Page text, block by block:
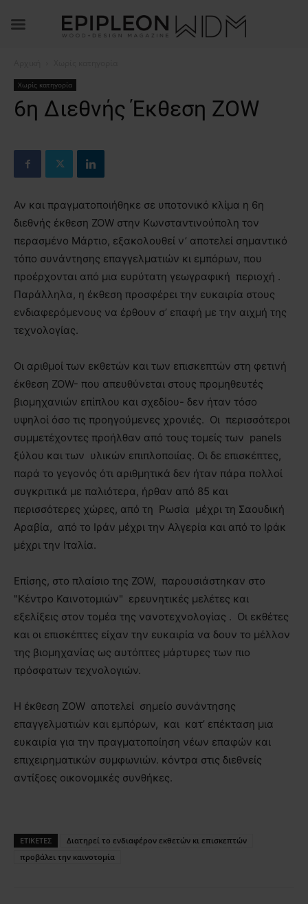
Χωρίς κατηγορία
6η Διεθνής Έκθεση ZΟW
Αν και πραγματοποιήθηκε σε υποτονικό κλίμα η 6η
διεθνής έκθεση ZOW στην Κωνσταντινούπολη τον
περασμένο Μάρτιο, εξακολουθεί ν’ αποτελεί σημαντικό
τόπο συνάντησης επαγγελματιών κι εμπόρων, που
προέρχονται από μια ευρύτατη γεωγραφική περιοχή .
Παράλληλα, η έκθεση προσφέρει την ευκαιρία στους
ενδιαφερόμενους να έρθουν σ’ επαφή με την αιχμή της
τεχνολογίας.
Οι αριθμοί των εκθετών και των επισκεπτών στη φετινή
έκθεση ZOW- που απευθύνεται στους προμηθευτές
βιομηχανιών επίπλου και σχεδίου- δεν ήταν τόσο
υψηλοί όσο τις προηγούμενες χρονιές. Οι περισσότεροι
συμμετέχοντες προήλθαν από τους τομείς των panels
ξύλου και των υλικών επιπλοποιίας. Οι δε επισκέπτες,
παρά το γεγονός ότι αριθμητικά δεν ήταν πάρα πολλοί
συγκριτικά με παλιότερα, ήρθαν από 85 και
περισσότερες χώρες, από τη Ρωσία μέχρι τη Σαουδική
Αραβία, από το Ιράν μέχρι την Αλγερία και από το Ιράκ
μέχρι την Ιταλία.
Επίσης, στο πλαίσιο της ZOW, παρουσιάστηκαν στο
"Κέντρο Καινοτομιών" ερευνητικές μελέτες και
εξελίξεις στον τομέα της νανοτεχνολογίας . Οι εκθέτες
και οι επισκέπτες είχαν την ευκαιρία να δουν το μέλλον
της βιομηχανίας ως αυτόπτες μάρτυρες των πιο
πρόσφατων τεχνολογιών.
Η έκθεση ZΟW αποτελεί σημείο συνάντησης
επαγγελματιών και εμπόρων, και κατ’ επέκταση μια
ευκαιρία για την πραγματοποίηση νέων επαφών και
επιχειρηματικών συμφωνιών. κόντρα στις διεθνείς
αντίξοες οικονομικές συνθήκες.
ΕΤΙΚΕΤΕΣ
Διατηρεί το ενδιαφέρον εκθετών κι επισκεπτών
προβάλει την καινοτομία